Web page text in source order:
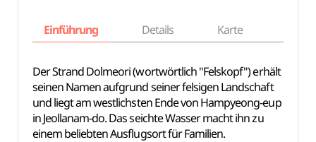
Einführung Details Karte
Der Strand Dolmeori (wortwörtlich "Felskopf") erhält
seinen Namen aufgrund seiner felsigen Landschaft
und liegt am westlichsten Ende von Hampyeong-eup
in Jeollanam-do. Das seichte Wasser macht ihn zu
einem beliebten Ausflugsort für Familien.